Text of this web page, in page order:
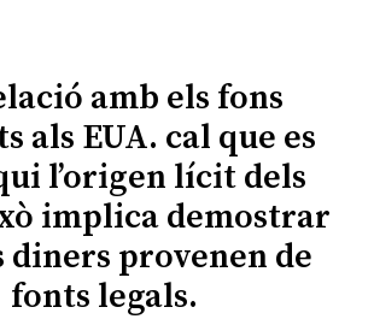
amb els fons
als EUA. cal que es
l’origen lícit dels
implica demostrar
diners provenen de
fonts legals.